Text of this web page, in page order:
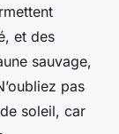
et des
sauvage,
pas
soleil, car